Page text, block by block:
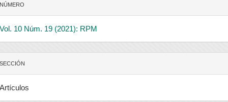
NÚMERO
Vol. 10 Núm. 19 (2021): RPM
SECCIÓN
Artículos